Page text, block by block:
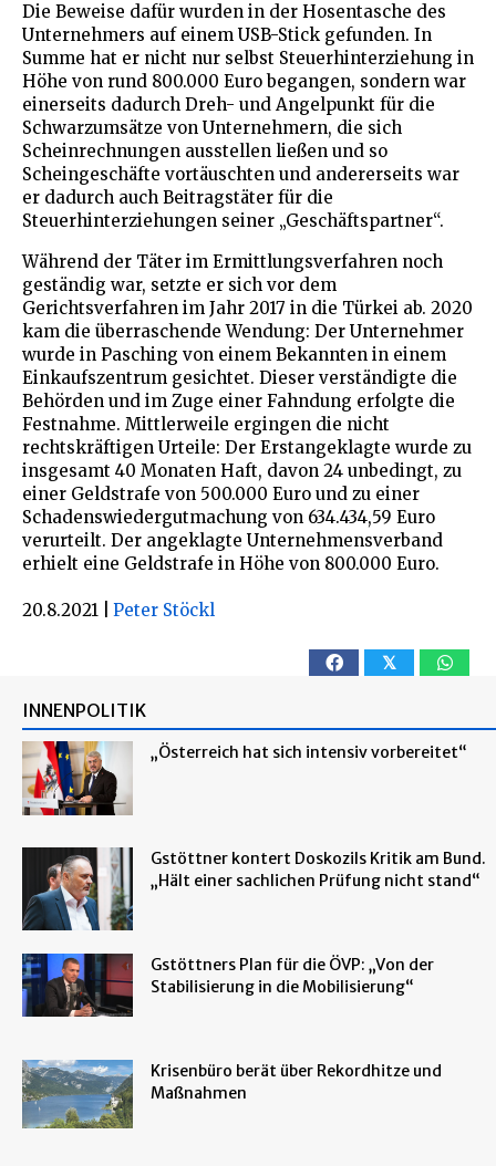
Die Beweise dafür wurden in der Hosentasche des
Unternehmers auf einem USB-Stick gefunden. In
Summe hat er nicht nur selbst Steuerhinterziehung in
Höhe von rund 800.000 Euro begangen, sondern war
einerseits dadurch Dreh- und Angelpunkt für die
Schwarzumsätze von Unternehmern, die sich
Scheinrechnungen ausstellen ließen und so
Scheingeschäfte vortäuschten und andererseits war
er dadurch auch Beitragstäter für die
Steuerhinterziehungen seiner „Geschäftspartner“.
Während der Täter im Ermittlungsverfahren noch
geständig war, setzte er sich vor dem
Gerichtsverfahren im Jahr 2017 in die Türkei ab. 2020
kam die überraschende Wendung: Der Unternehmer
wurde in Pasching von einem Bekannten in einem
Einkaufszentrum gesichtet. Dieser verständigte die
Behörden und im Zuge einer Fahndung erfolgte die
Festnahme. Mittlerweile ergingen die nicht
rechtskräftigen Urteile: Der Erstangeklagte wurde zu
insgesamt 40 Monaten Haft, davon 24 unbedingt, zu
einer Geldstrafe von 500.000 Euro und zu einer
Schadenswiedergutmachung von 634.434,59 Euro
verurteilt. Der angeklagte Unternehmensverband
erhielt eine Geldstrafe in Höhe von 800.000 Euro.
20.8.2021 Peter Stöckl
𝕏
INNENPOLITIK
„Österreich hat sich intensiv vorbereitet“
Gstöttner kontert Doskozils Kritik am Bund.
„Hält einer sachlichen Prüfung nicht stand“
Gstöttners Plan für die ÖVP: „Von der
Stabilisierung in die Mobilisierung“
Krisenbüro berät über Rekordhitze und
Maßnahmen